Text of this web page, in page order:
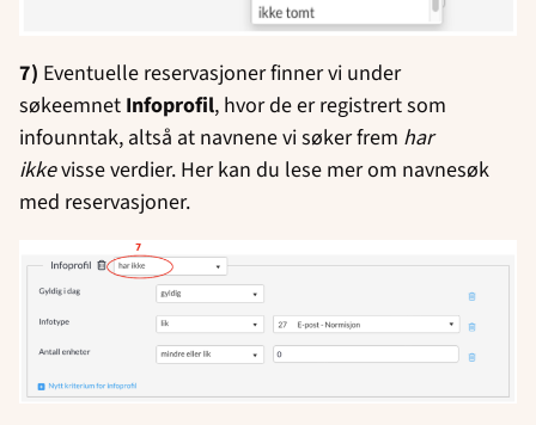
7) Eventuelle reservasjoner finner vi under
søkeemnet Infoprofil, hvor de er registrert som
infounntak, altså at navnene vi søker frem har
ikkevisse verdier. Her kan du lese mer om navnesøk
med reservasjoner.